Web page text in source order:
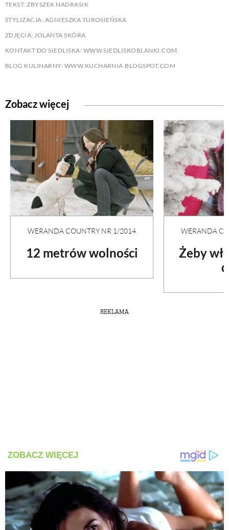
TEKST: ZBYSZEK NADRASIK
STYLIZACJA: AGNIESZKA TUROSIEŃSKA
ZDJĘCIA: JOLANTA SKÓRA
KONTAKT DO SIEDLISKA: WWW.SIEDLISKOBLANKI.COM
BLOG KULINARNY: WWW.KUCHARNIA.BLOGSPOT.COM
Zobacz więcej
WERANDA COUNTRY NR 1/2014
12 metrów wolności
WERANDA
Żeby
REKLAMA